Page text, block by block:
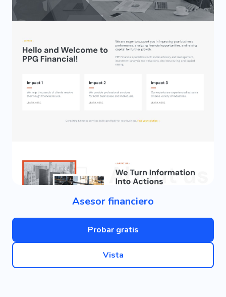
Asesor financiero
Probar gratis
Vista